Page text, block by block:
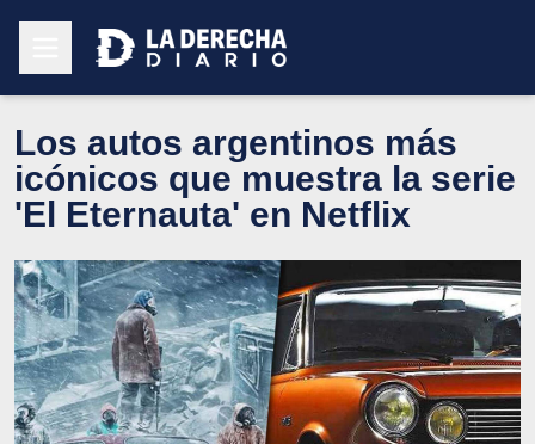
Los autos argentinos más
icónicos que muestra la serie
'El Eternauta' en Netflix